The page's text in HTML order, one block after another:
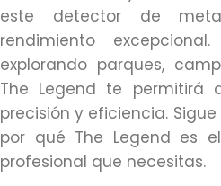
este detector de
rendimiento
explorando parques,
The Legend te permitirá
precisión y eficiencia.
por qué The Legend es
profesional que necesitas.